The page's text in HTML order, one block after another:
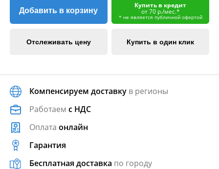
Добавить в корзину
Купить в кредит
от 70 р./мес.*
* не является публичной офертой
Отслеживать цену Купить в один клик
Компенсируем доставку в регионы
Работаем с НДС
Оплата онлайн
Гарантия
Бесплатная доставка по городу